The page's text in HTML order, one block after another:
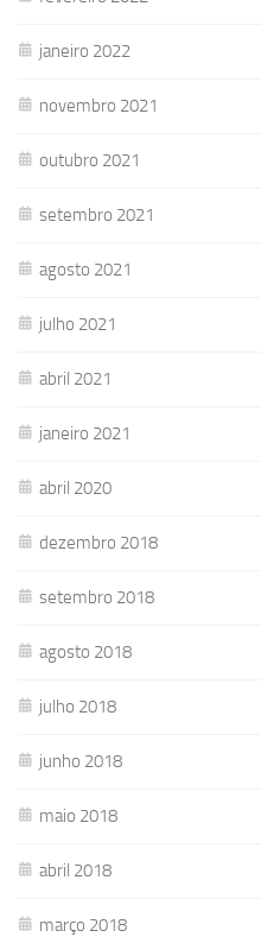
janeiro 2022
novembro 2021
outubro 2021
setembro 2021
agosto 2021
julho 2021
abril 2021
janeiro 2021
abril 2020
dezembro 2018
setembro 2018
agosto 2018
julho 2018
junho 2018
maio 2018
abril 2018
março 2018